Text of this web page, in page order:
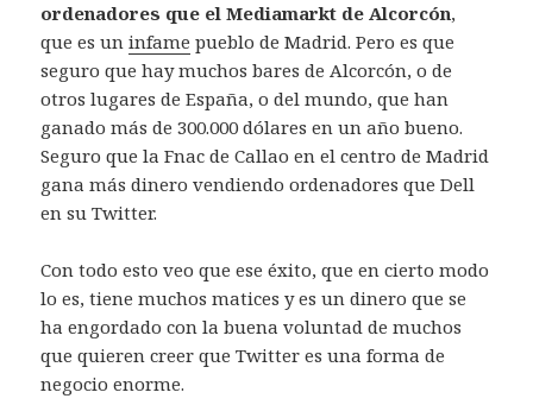
ordenadores que el Mediamarkt de Alcorcón,
que es uninfame pueblo de Madrid. Pero es que
seguro que hay muchos bares de Alcorcón, o de
otros lugares de España, o del mundo, que han
ganado más de 300.000 dólares en un año bueno.
Seguro que la Fnac de Callao en el centro de Madrid
gana más dinero vendiendo ordenadores que Dell
en su Twitter.
Con todo esto veo que ese éxito, que en cierto modo
lo es, tiene muchos matices y es un dinero que se
ha engordado con la buena voluntad de muchos
que quieren creer que Twitter es una forma de
negocio enorme.